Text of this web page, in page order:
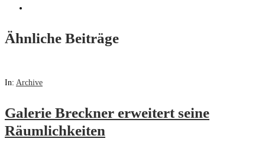
Ähnliche Beiträge
In: Archive
Galerie Breckner erweitert seine
Räumlichkeiten